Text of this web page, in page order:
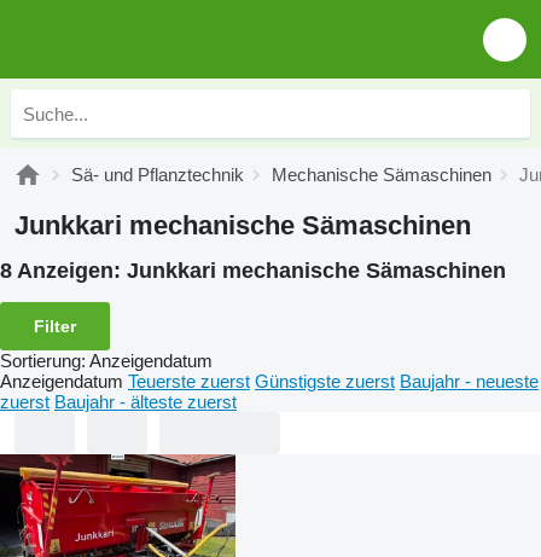
Sä- und Pflanztechnik Mechanische Sämaschinen
Junkkari mechanische Sämaschinen
8 Anzeigen: Junkkari mechanische Sämaschinen
Filter
Sortierung: Anzeigendatum
Anzeigendatum Teuerste zuerst Günstigste zuerst Baujahr - neueste
zuerst Baujahr - älteste zuerst